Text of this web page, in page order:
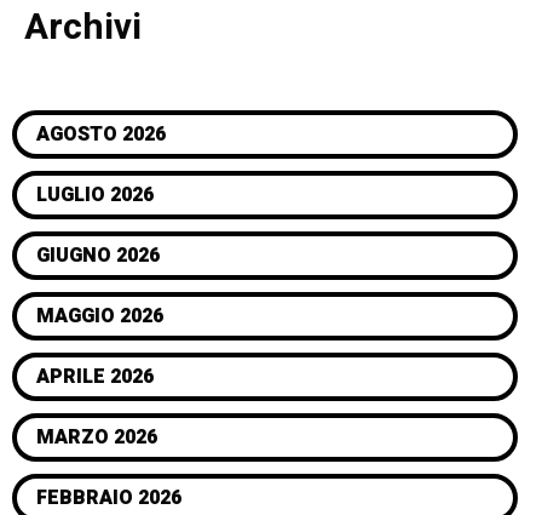
Archivi
AGOSTO 2026
LUGLIO 2026
GIUGNO 2026
MAGGIO 2026
APRILE 2026
MARZO 2026
FEBBRAIO 2026